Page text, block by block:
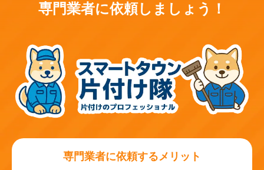
専門業者に依頼しましょう！
専門業者に依頼するメリット